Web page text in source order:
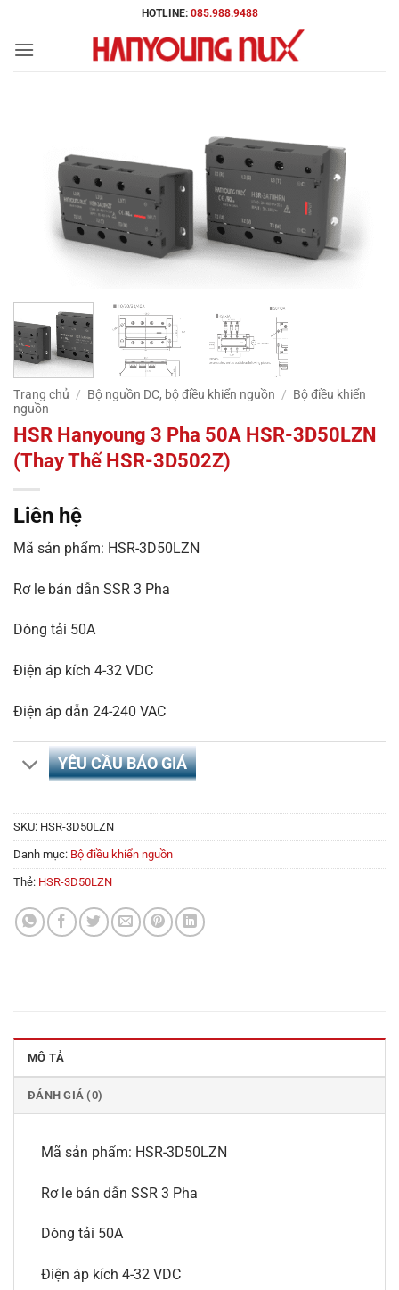
nội
HOTLINE: 085.988.9488
Trang chủ / Bộ nguồn DC, bộ điều khiển nguồn / Bộ điều khiển
nguồn
HSR Hanyoung 3 Pha 50A HSR-3D50LZN
(Thay Thế HSR-3D502Z)
Liên hệ
Mã sản phẩm: HSR-3D50LZN
Rơ le bán dẫn SSR 3 Pha
Dòng tải 50A
Điện áp kích 4-32 VDC
Điện áp dẫn 24-240 VAC
YÊU CẦU BÁO GIÁ
SKU: HSR-3D50LZN
Danh mục: Bộ điều khiển nguồn
Thẻ: HSR-3D50LZN
MÔ TẢ
ĐÁNH GIÁ (0)
Mã sản phẩm: HSR-3D50LZN
Rơ le bán dẫn SSR 3 Pha
Dòng tải 50A
Điện áp kích 4-32 VDC